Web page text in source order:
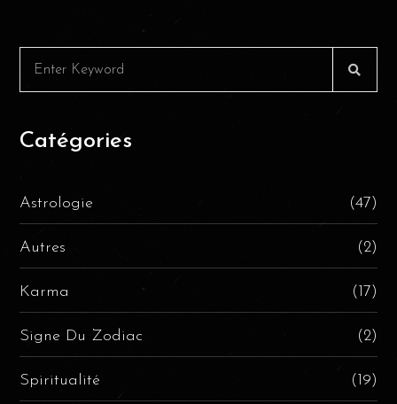
Catégories
Astrologie (47)
Autres (2)
Karma (17)
Signe Du Zodiac (2)
Spiritualité (19)